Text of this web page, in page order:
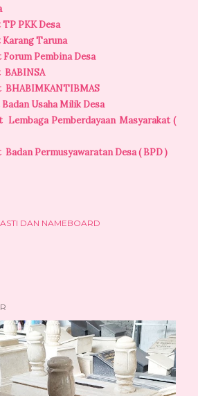
PKK Desa
Taruna
Pembina Desa
Usaha Milik Desa
Pemberdayaan Masyarakat (
Permusyawaratan Desa ( BPD )
DAN NAMEBOARD